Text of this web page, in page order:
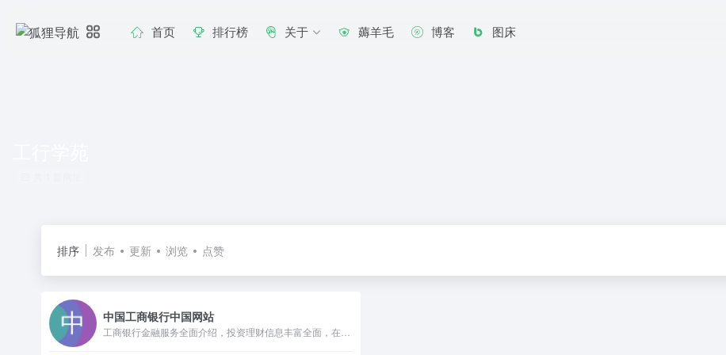
首页 排行榜 关于 薅羊毛 博客 图床
排序 发布 更新 浏览 点赞
中国工商银行中国网站